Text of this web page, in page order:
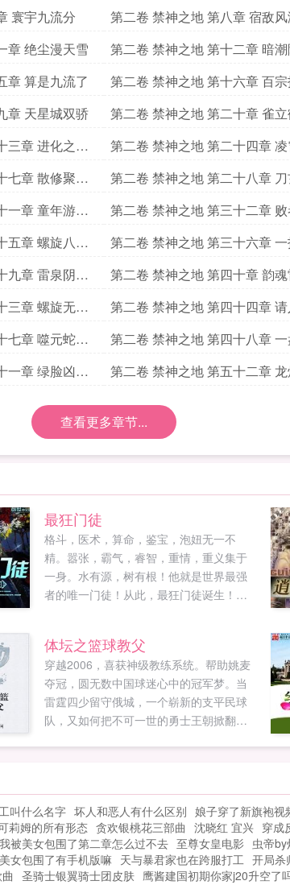
寰宇九流分 第二卷 禁神之地 第八章 宿敌
章 绝尘漫天雪 第二卷 禁神之地 第十二章 暗
章 算是九流了 第二卷 禁神之地 第十六章 百
章 天星城双骄 第二卷 禁神之地 第二十章 雀
三章 进化之魂
第二卷 禁神之地 第二十四章
痕
七章 散修聚来
第二卷 禁神之地 第二十八章
亦绝尘
一章 童年游戏
第二卷 禁神之地 第三十二章
锋
五章 螺旋八重
第二卷 禁神之地 第三十六章
通天剑
九章 雷泉阴雨
第二卷 禁神之地 第四十章 韵
风霜
三章 螺旋无尽
第二卷 禁神之地 第四十四章
vip席位
七章 噬元蛇群
第二卷 禁神之地 第四十八章
成精了
一章 绿脸凶威
第二卷 禁神之地 第五十二章
查看更多章节...
最狂门徒
格斗，医术，算命，鉴宝，泡妞无一不
精。嚣张，霸气，睿智，重情，重义集于
一身。水有源，树有根！他就是世界最强
者的唯一门徒！从此，最狂门徒诞生！慕
完本作品特种高手纵横都市还请大家多多
支持！...
体坛之篮球教父
穿越2006，喜获神级教练系统。帮助姚麦
夺冠，圆无数中国球迷心中的冠军梦。当
雷霆四少留守俄城，一个崭新的支平民球
队，又如何把不可一世的勇士王朝掀翻下
群需晒学徒以上粉丝值。...
叫什么名字 坏人和恶人有什么区别 娘子穿了新旗袍视
莉姆的所有形态 贪欢银桃花三部曲 沈晓红 宜兴 穿成
我被美女包围了第二章怎么过不去 至尊女皇电影 虫帝
女包围了有手机版嘛 天与暴君家也在跨服打工 开局杀
圣骑士银翼骑士团皮肤 鹰酱建国初期你家j20升空了